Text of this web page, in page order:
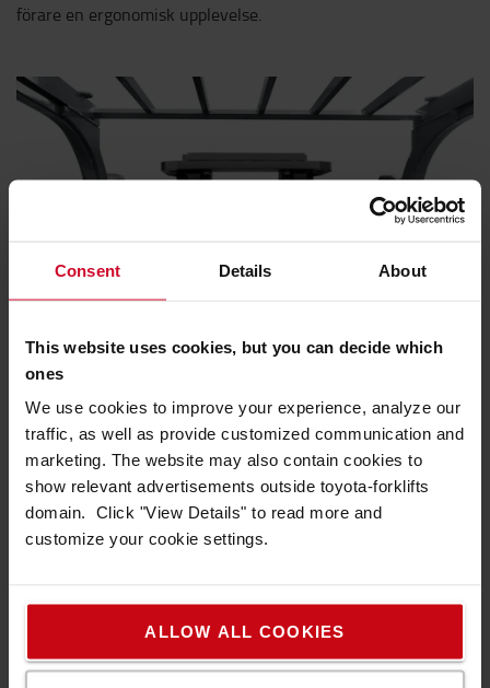
Consent Details About
This website uses cookies, but you can decide which
ones
We use cookies to improve your experience, analyze our
traffic, as well as provide customized communication and
marketing. The website may also contain cookies to
show relevant advertisements outside toyota-forklifts
domain. Click "View Details" to read more and
customize your cookie settings.
ALLOW ALL COOKIES
förare en ergonomisk upplevelse.
Utmärkt runtomsikt
Frisiktsstativet och skyddstaket ger föraren en utmärkt vy
över lasten och arbetsmiljön.